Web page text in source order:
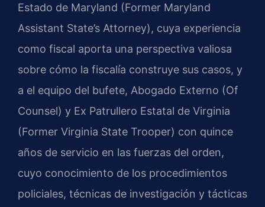
Estado de Maryland (Former Maryland
Assistant State’s Attorney), cuya experiencia
como fiscal aporta una perspectiva valiosa
sobre cómo la fiscalía construye sus casos, y
a el equipo del bufete, Abogado Externo (Of
Counsel) y Ex Patrullero Estatal de Virginia
(Former Virginia State Trooper) con quince
años de servicio en las fuerzas del orden,
cuyo conocimiento de los procedimientos
policiales, técnicas de investigación y tácticas